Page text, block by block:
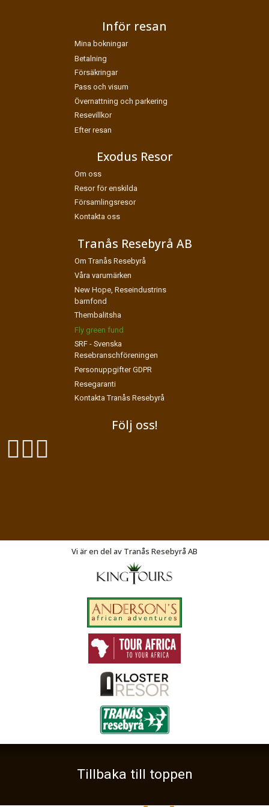
Läs vår dataskyddspolicy här » *
Inför resan
Mina bokningar
Betalning
Försäkringar
Pass och visum
Övernattning och parkering
Resevillkor
Efter resan
Exodus Resor
Om oss
Resor för enskilda
Församlingsresor
Kontakta oss
Tranås Resebyrå AB
Om Tranås Resebyrå
Våra varumärken
New Hope, Reseindustrins
barnfond
Thembalitsha
Fly green fund
SRF - Svenska
Resebranschföreningen
Personuppgifter GDPR
Resegaranti
Kontakta Tranås Resebyrå
Följ oss!
SE-573 31Tranås
Telefon046 14 05 90
info@exodusresor.se2026
Vi är en del av Tranås Resebyrå AB
Tillbaka till toppen